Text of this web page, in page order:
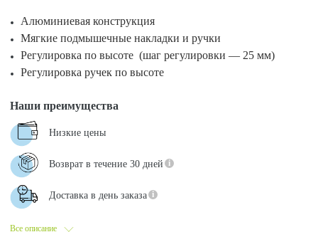
Алюминиевая конструкция
Мягкие подмышечные накладки и ручки
Регулировка по высоте (шаг регулировки — 25 мм)
Регулировка ручек по высоте
Все описание
Наши преимущества
Низкие цены
Возврат в течение 30 дней
Доставка в день заказа